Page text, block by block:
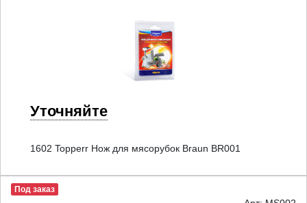
Уточняйте
1602 Topperr Нож для мясорубок Braun BR001
Под заказ